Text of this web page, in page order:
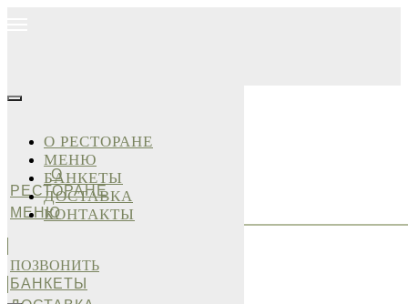
О
РЕСТОРАНЕ
МЕНЮ
БАНКЕТЫ
О РЕСТОРАНЕ
МЕНЮ
БАНКЕТЫ
ДОСТАВКА
КОНТАКТЫ
ПОЗВОНИТЬ